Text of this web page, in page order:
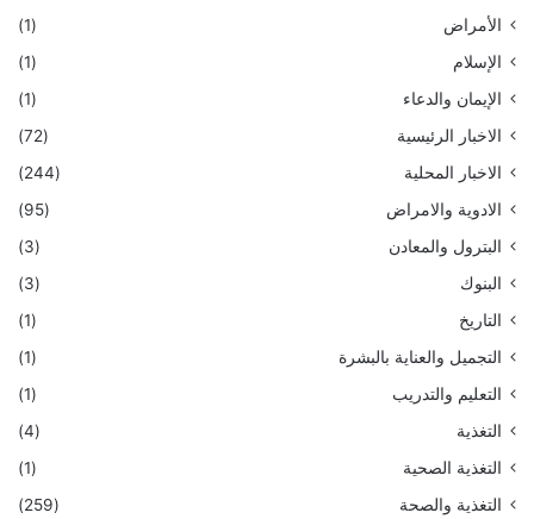
الأمراض
(1)
الإسلام
(1)
الإيمان والدعاء
(1)
الاخبار الرئيسية
(72)
الاخبار المحلية
(244)
الادوية والامراض
(95)
البترول والمعادن
(3)
البنوك
(3)
التاريخ
(1)
التجميل والعناية بالبشرة
(1)
التعليم والتدريب
(1)
التغذية
(4)
التغذية الصحية
(1)
التغذية والصحة
(259)